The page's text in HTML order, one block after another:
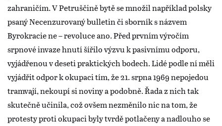
zahraničím. V Petruščině bytě se množil například polsky
psaný Necenzurovaný bulletin či sborník s názvem
Byrokracie ne – revoluce ano. Před prvním výročím
srpnové invaze hnutí šířilo výzvu k pasivnímu odporu,
vyjádřenou v deseti praktických bodech. Lidé podle ní měli
vyjádřit odpor k okupaci tím, že 21. srpna 1969 nepojedou
tramvají, nekoupí si noviny a podobně. Řada z nich tak
skutečně učinila, což ovšem nezměnilo nic na tom, že
protesty proti okupaci byly tvrdě potlačeny a nadlouho se